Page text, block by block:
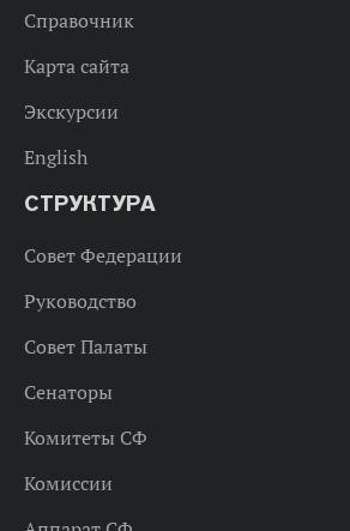
Справочник
Карта сайта
Экскурсии
English
СТРУКТУРА
Совет Федерации
Руководство
Совет Палаты
Сенаторы
Комитеты СФ
Комиссии